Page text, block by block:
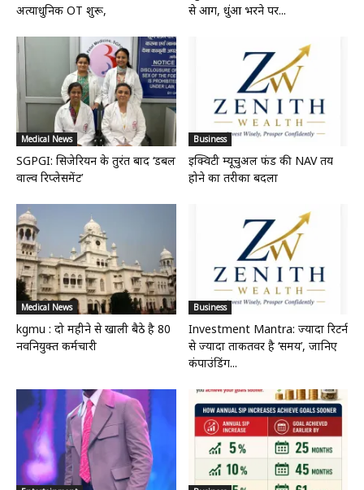
अत्याधुनिक OT शुरू,
से आग, धुंआ भरने पर...
Medical News
SGPGI: सिजेरियन के तुरंत बाद ‘डबल
वाल्व रिप्लेसमेंट’
Business
इक्विटी म्यूचुअल फंड की NAV तय
होने का तरीका बदला
Medical News
kgmu : दो महीने से खाली बैठे है 80
नवनियुक्त कर्मचारी
Business
Investment Mantra: ज्यादा रिटर्न
से ज्यादा ताकतवर है ‘समय’, जानिए
कंपाउंडिंग...